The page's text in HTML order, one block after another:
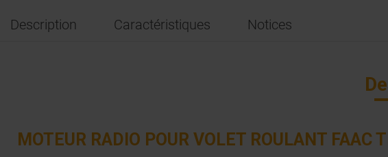
Description Caractéristiques Notices
MOTEUR RADIO POUR VOLET ROULANT FAAC